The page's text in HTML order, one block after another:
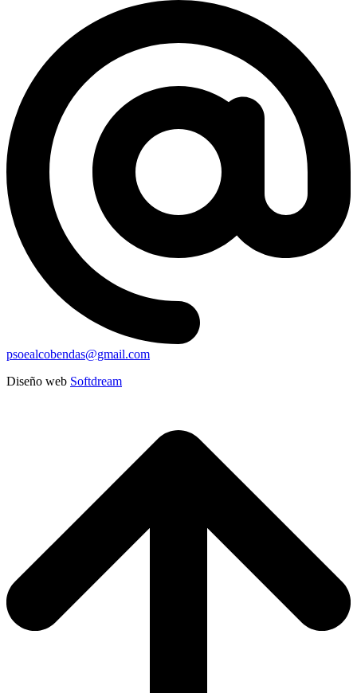
psoealcobendas@gmail.com
Diseño web Softdream